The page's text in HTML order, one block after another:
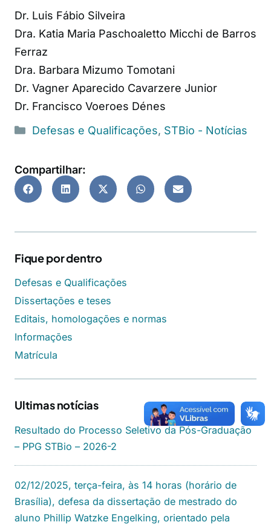
Dr. Luis Fábio Silveira
Dra. Katia Maria Paschoaletto Micchi de Barros
Ferraz
Dra. Barbara Mizumo Tomotani
Dr. Vagner Aparecido Cavarzere Junior
Dr. Francisco Voeroes Dénes
Defesas e Qualificações, STBio - Notícias
Compartilhar:
Fique por dentro
Defesas e Qualificações
Dissertações e teses
Editais, homologações e normas
Informações
Matrícula
Ultimas notícias
Resultado do Processo Seletivo da Pós-Graduação
– PPG STBio – 2026-2
02/12/2025, terça-feira, às 14 horas (horário de
Brasília), defesa da dissertação de mestrado do
aluno Phillip Watzke Engelking, orientado pela